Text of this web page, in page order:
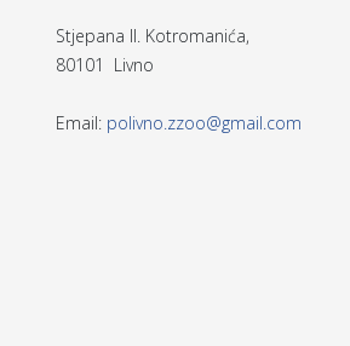
Stjepana II. Kotromanića,
80101 Livno
Email: polivno.zzoo@gmail.com